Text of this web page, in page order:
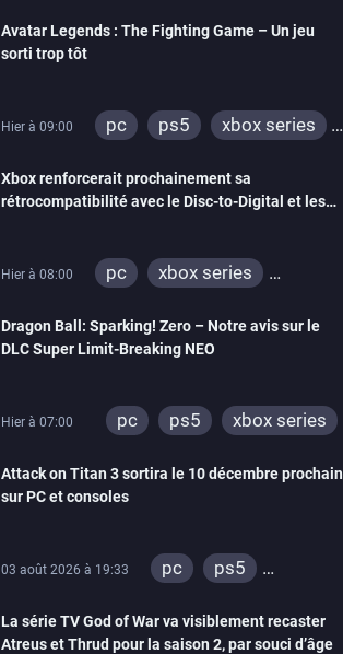
Avatar Legends : The Fighting Game – Un jeu
sorti trop tôt
Hier à 09:00 pc ps5
xbox series
Xbox renforcerait prochainement sa
rétrocompatibilité avec le Disc-to-Digital et les
Hier à 08:00 pc
xbox series
Dragon Ball: Sparking! Zero – Notre avis sur le
DLC Super Limit-Breaking NEO
Hier à 07:00 pc ps5 xbox series
Attack on Titan 3 sortira le 10 décembre prochain
sur PC et consoles
03 août 2026 à 19:33 pc
ps5
switch 2
La série TV God of War va visiblement recaster
Atreus et Thrud pour la saison 2, par souci d’âge